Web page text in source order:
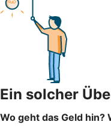
Ein solcher
Wo geht das Geld hin?